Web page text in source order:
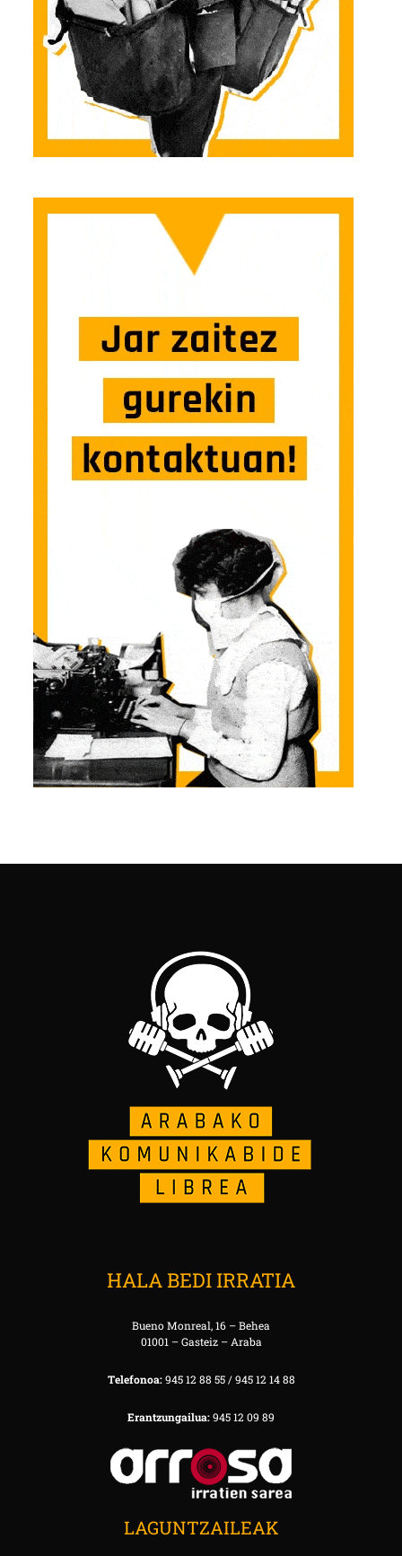
HALA BEDI IRRATIA
Bueno Monreal, 16 – Behea
01001 – Gasteiz – Araba
Telefonoa:945 12 88 55 / 945 12 14 88
Erantzungailua:945 12 09 89
LAGUNTZAILEAK